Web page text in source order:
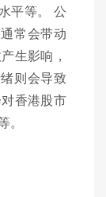
平等。 公
常会带动
生影响，
则会导致
香港股市